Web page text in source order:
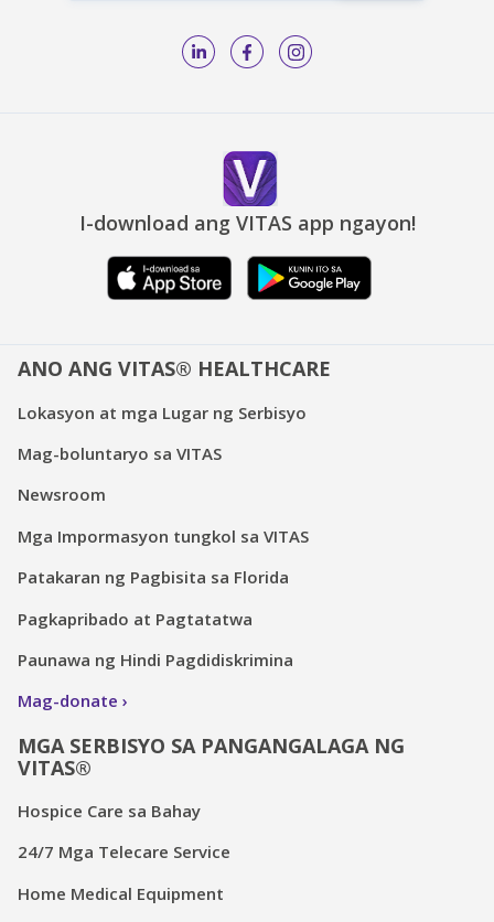
I-download ang VITAS app ngayon!
ANO ANG VITAS® HEALTHCARE
Lokasyon at mga Lugar ng Serbisyo
Mag-boluntaryo sa VITAS
Newsroom
Mga Impormasyon tungkol sa VITAS
Patakaran ng Pagbisita sa Florida
Pagkapribado at Pagtatatwa
Paunawa ng Hindi Pagdidiskrimina
Mag-donate
MGA SERBISYO SA PANGANGALAGA NG
VITAS®
Hospice Care sa Bahay
24/7 Mga Telecare Service
Home Medical Equipment